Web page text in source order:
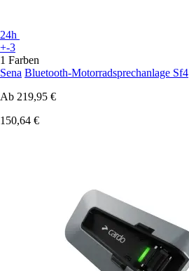
24h
+-3
1 Farben
Sena Bluetooth-Motorradsprechanlage Sf4
Ab 219,95 €
150,64 €